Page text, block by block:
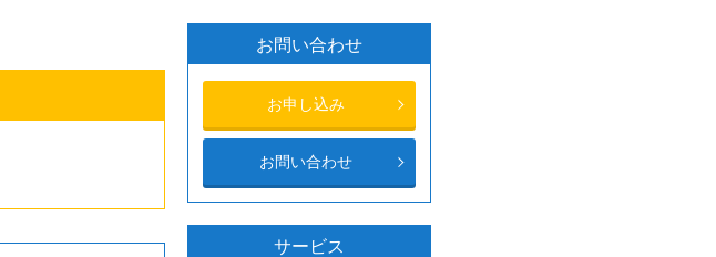
お問い合わせ
お申し込み
お問い合わせ
サービス